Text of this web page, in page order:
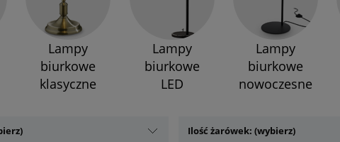
Lampy
biurkowe
klasyczne
Lampy
biurkowe
LED
Lampy
biurkowe
nowoczesne
Ilość żarówek: (wybierz)